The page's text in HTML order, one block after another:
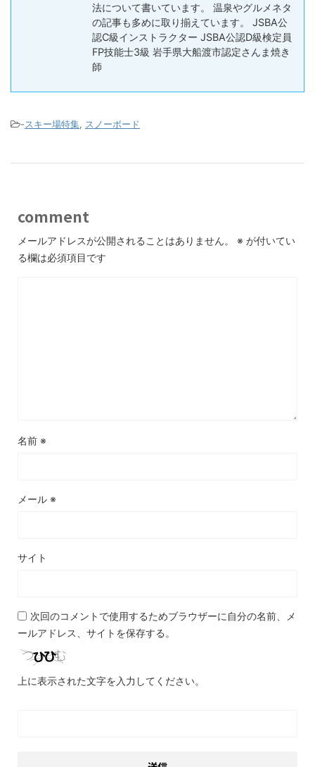
法について書いています。 温泉やグルメネタ
の記事も多めに取り揃えています。 JSBA公
認C級インストラクター JSBA公認D級検定員
FP技能士3級 岩手県大船渡市認定さんま焼き
師
-スキー場特集, スノーボード
comment
メールアドレスが公開されることはありません。 ※ が付いてい
る欄は必須項目です
名前 ※
メール ※
サイト
次回のコメントで使用するためブラウザーに自分の名前、メ
ールアドレス、サイトを保存する。
上に表示された文字を入力してください。